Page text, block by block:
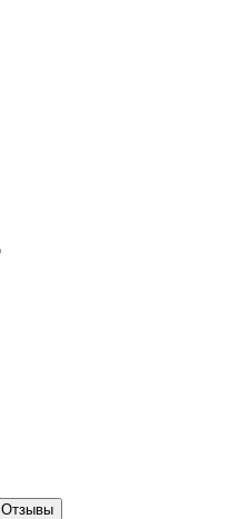
Отзывы